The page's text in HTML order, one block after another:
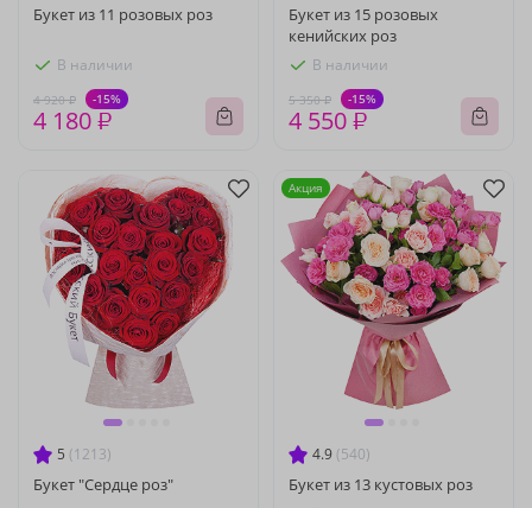
Букет из 11 розовых роз
В наличии
4 920 ₽ -15%
4 180 ₽
Букет из 15 розовых
кенийских роз
В наличии
5 350 ₽ -15%
4 550 ₽
5 (1213)
Букет "Сердце роз"
4.9 (540)
Букет из 13 кустовых роз
Акция